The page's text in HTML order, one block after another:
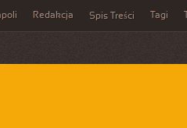
Redakcja Spis Treści Tagi